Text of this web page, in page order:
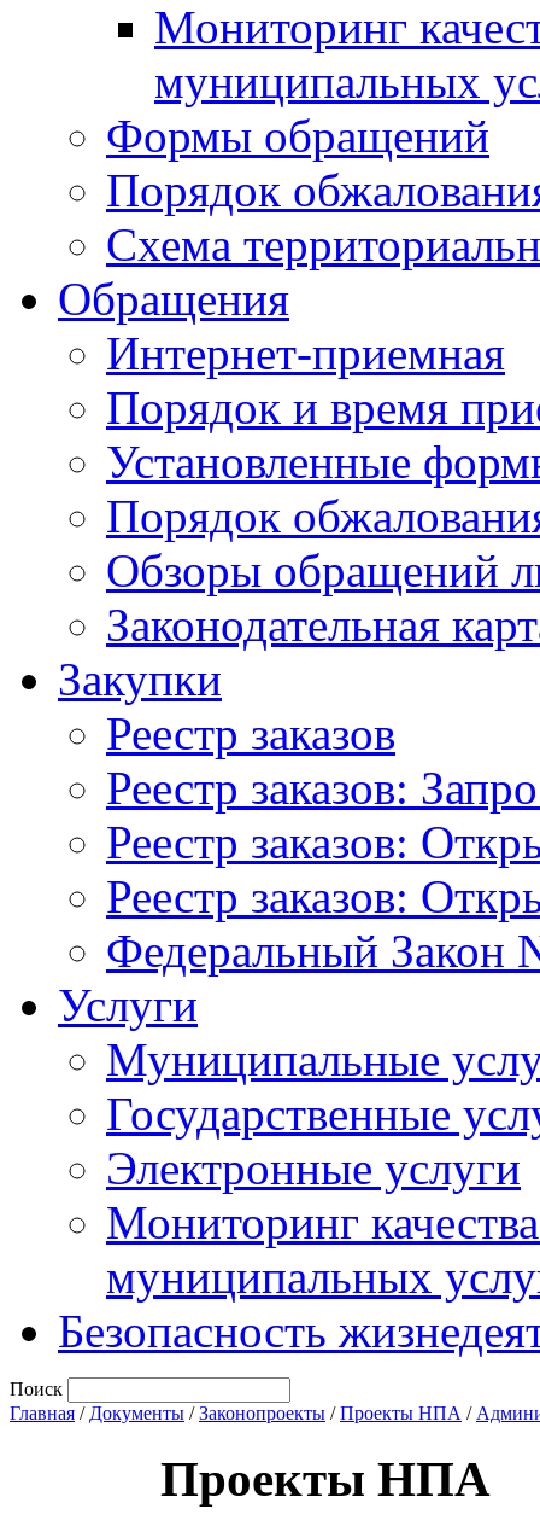
Мониторинг
муниципальных
Формы обращений
Порядок
Схема
Обращения
Интернет-приемная
Порядок и время
Установленные
Порядок
Обзоры обращений
Законодательная
Закупки
Реестр заказов
Реестр заказов:
Реестр заказов:
Реестр заказов:
Федеральный Закон
Услуги
Муниципальные
Государственные
Электронные услуги
Мониторинг
муниципальных
Безопасность
Поиск
Главная / Документы /Законопроекты /Проекты НПА /
Проекты НПА